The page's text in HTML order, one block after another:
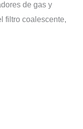
de gas y
filtro coalescente,